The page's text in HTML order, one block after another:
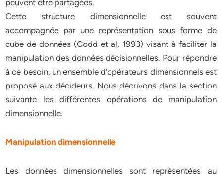
peuvent être partagées.
Cette structure dimensionnelle est souvent
accompagnée par une représentation sous forme de
cube de données (Codd et al, 1993) visant à faciliter la
manipulation des données décisionnelles. Pour répondre
à ce besoin, un ensemble d’opérateurs dimensionnels est
proposé aux décideurs. Nous décrivons dans la section
suivante les différentes opérations de manipulation
dimensionnelle.
Manipulation dimensionnelle
Les données dimensionnelles sont représentées au